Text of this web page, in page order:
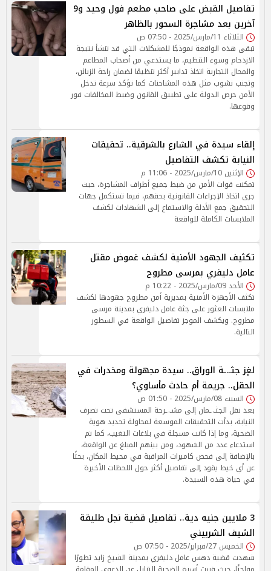
تفاصيل القبض على صاحب مطعم فول وحيد و9
آخرين بعد مشاجرة السحور بالظاهر
الثلاثاء 11/مارس/2025 - 07:50 ص
تبقى هذه الواقعة نموذجًا للمشكلات التي قد تنشأ نتيجة
الازدحام وسوء التنظيم، ما يستدعي من أصحاب المطاعم
والمحال التجارية اتخاذ تدابير أكثر تنظيمًا لضمان راحة الزبائن،
وتجنب نشوب مثل هذه المشاحنات كما تؤكد سرعة تدخل
الأمن حرص الدولة على تطبيق القانون وضبط المخالفات فور
وقوعها.
إلقاء سيدة في الشارع بالشرقية.. تحقيقات
النيابة تكشف التفاصيل
الإثنين 10/مارس/2025 - 11:06 م
تمكنت قوات الأمن من ضبط جميع أطراف المشاجرة، حيث
جرى اتخاذ الإجراءات القانونية بحقهم، فيما تستكمل جهات
التحقيق جمع الأدلة والاستماع إلى الشهادات لكشف
الملابسات الكاملة للواقعة
تكثيف الجهود الأمنية لكشف غموض مقتل
عامل دليفري بمرسى مطروح
الأحد 09/مارس/2025 - 10:22 م
تكثف الأجهزة الأمنية بمديرية أمن مطروح جهودها لكشف
ملابسات العثور على جثة عامل دليفري بمدينة مرسى
مطروح. ويكشف الموجز تفاصيل الواقعة في السطور
التالية.
لغٕز جثـ.ـة الوراق.. سيدة مجهولة ومخدرات في
الحقل.. جريمة أم حادث مأساوي؟
السبت 08/مارس/2025 - 01:50 ص
بعد نقل الجثـ.ـمان إلى مشـ.ـرحة المستشفى تحت تصرف
النيابة، بدأت التحقيقات الموسعة لمحاولة تحديد هوية
الضحية، وما إذا كانت مسجلة في بلاغات التغيب، كما تم
استدعاء عدد من الشهود، ومن بينهم المبلغ عن الواقعة،
بالإضافة إلى فحص كاميرات المراقبة في محيط المكان، بحثًا
عن أي خيط يقود إلى تفاصيل أكثر حول اللحظات الأخيرة
في حياة هذه السيدة.
3 ملايين جنيه دية.. تفاصيل قضية نجل طليقة
الشيف الشربيني
الخميس 27/فبراير/2025 - 07:50 ص
شهدت قضية دهس عامل دليفري بمدينة الشيخ زايد تطورًا